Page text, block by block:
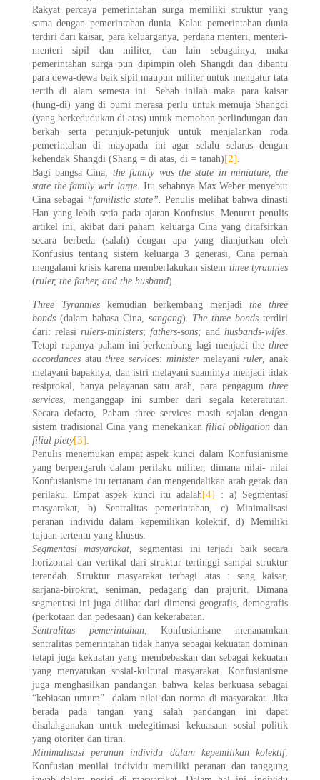
Rakyat percaya pemerintahan surga memiliki struktur yang
sama dengan pemerintahan dunia. Kalau pemerintahan dunia
terdiri dari kaisar, para keluarganya, perdana menteri, menteri-
menteri sipil dan militer, dan lain sebagainya, maka
pemerintahan surga pun dipimpin oleh Shangdi dan dibantu
para dewa-dewa baik sipil maupun militer untuk mengatur tata
tertib di alam semesta ini. Sebab inilah maka para kaisar
(hung-di) yang di bumi merasa perlu untuk memuja Shangdi
(yang berkedudukan di atas) untuk memohon perlindungan dan
berkah serta petunjuk-petunjuk untuk menjalankan roda
pemerintahan di mayapada ini agar selalu selaras dengan
kehendak Shangdi (Shang = di atas, di = tanah)[2].
Bagi bangsa Cina, the family was the state in miniature, the
state the family writ large. Itu sebabnya Max Weber menyebut
Cina sebagai “familistic state”. Penulis melihat bahwa dinasti
Han yang lebih setia pada ajaran Konfusius. Menurut penulis
artikel ini, akibat dari paham keluarga Cina yang ditafsirkan
secara berbeda (salah) dengan apa yang dianjurkan oleh
Konfusius tentang sistem keluarga 3 generasi, Cina pernah
mengalami krisis karena memberlakukan sistem three tyrannies
(ruler, the father, and the husband).
Three Tyrannieskemudian berkembang menjadithe three
bonds(dalam bahasa Cina, sangang). The three bonds terdiri
dari: relasi rulers-ministers;fathers-sons; andhusbands-wifes.
Tetapi rupanya paham ini berkembang lagi menjadi thethree
accordancesatauthree services: ministermelayaniruler, anak
melayani bapaknya, dan istri melayani suaminya menjadi tidak
resiprokal, hanya pelayanan satu arah, para pengagumthree
services, menganggap ini sumber dari segala keteratutan.
Secara defacto, Paham three services masih sejalan dengan
sistem tradisional Cina yang menekankan filial obligation dan
filial piety[3].
Penulis menemukan empat aspek kunci dalam Konfusianisme
yang berpengaruh dalam perilaku militer, dimana nilai- nilai
Konfusianisme itu tertanam dan mengendalikan arah gerak dan
perilaku. Empat aspek kunci itu adalah[4] : a) Segmentasi
masyarakat, b) Sentralitas pemerintahan, c) Minimalisasi
peranan individu dalam kepemilikan kolektif, d) Memiliki
tujuan tertentu yang khusus.
Segmentasi masyarakat, segmentasi ini terjadi baik secara
horizontal dan vertikal dari struktur tertinggi sampai struktur
terendah. Struktur masyarakat terbagi atas : sang kaisar,
sarjana-birokrat, seniman, pedagang dan prajurit. Dimana
segmentasi ini juga dilihat dari dimensi geografis, demografis
(perkotaan dan pedesaan) dan kekerabatan.
Sentralitas pemerintahan, Konfusianisme menanamkan
sentralitas pemerintahan tidak hanya sebagai kekuatan dominan
tetapi juga kekuatan yang membebaskan dan sebagai kekuatan
yang menyatukan sosial-kultural masyarakat. Konfusianisme
juga menghasilkan pandangan bahwa kelas berkuasa sebagai
“kebiasan umum” dalam nilai dan norma di masyarakat. Jika
berada pada tangan yang salah pandangan ini dapat
disalahgunakan untuk melegitimasi kekuasaan sosial politik
yang otoriter dan tiran.
Minimalisasi peranan individu dalam kepemilikan kolektif,
Konfusian menilai individu memiliki peranan dan tanggung